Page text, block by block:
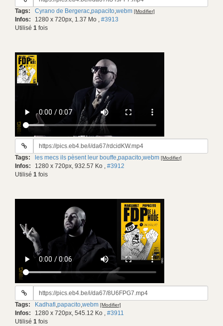
gif:
Tags: Cyrano de Bergerac papacito webm [Modifier]
Infos: 1280 x 720px, 1.37 Mo
#3913
Utilisé 1 fois
URL
gif:
Tags: les mecs ils pèsent leur bouffe,papacito,webm [Modifier]
Infos: 1280 x 720px, 932.57 Ko , #3912
Utilisé 1 fois
URL
gif:
Tags: Kadhafi,papacito,webm [Modifier]
Infos: 1280 x 720px, 545.12 Ko , #3911
Utilisé 1 fois